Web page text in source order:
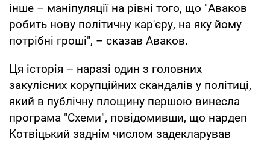
інше – маніпуляції на рівні того, що "Аваков
робить нову політичну кар'єру, на яку йому
потрібні гроші", – сказав Аваков.
Ця історія – наразі один з головних
закулісних корупційних скандалів у політиці,
який в публічну площину першою винесла
програма "Схеми", повідомивши, що нардеп
Котвіцький заднім числом задекларував